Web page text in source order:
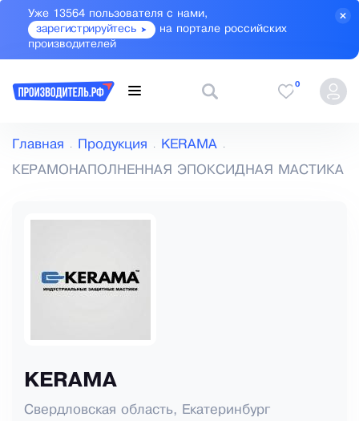
Уже 13564 пользователя с нами,
зарегистрируйтесь
на портале российских
производителей
0
Главная Продукция KERAMA
КЕРАМОНАПОЛНЕННАЯ ЭПОКСИДНАЯ МАСТИКА
KERAMA
Свердловская область, Екатеринбург